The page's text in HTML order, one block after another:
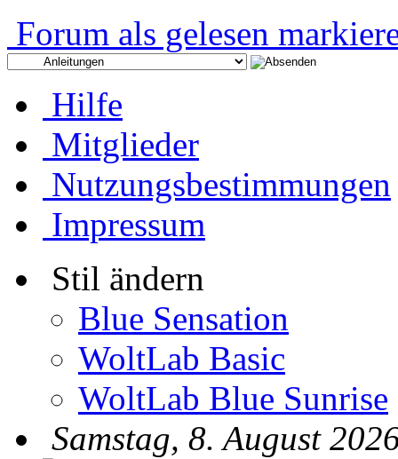
Forum als gelesen
Hilfe
Mitglieder
Nutzungsbestimmungen
Impressum
Stil ändern
Blue Sensation
WoltLab Basic
WoltLab Blue Sunrise
Samstag, 8. August